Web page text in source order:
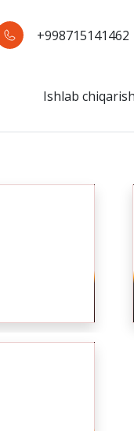
+998715141462
Ishlab chiqarish